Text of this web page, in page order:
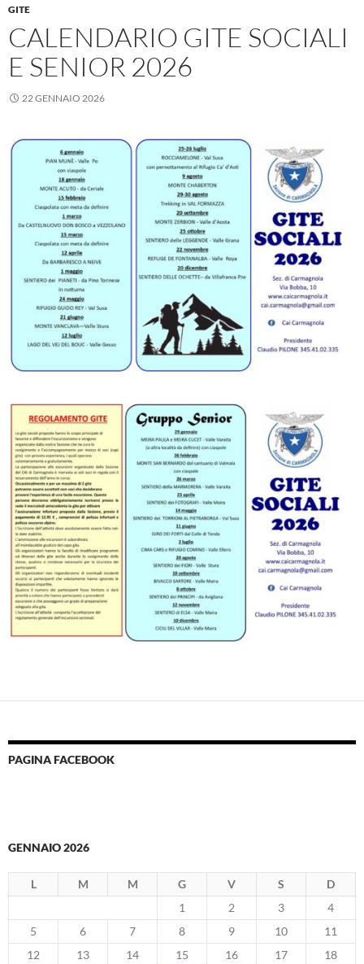
GITE
CALENDARIO GITE SOCIALI
E SENIOR 2026
22 GENNAIO 2026
PAGINA FACEBOOK
GENNAIO 2026
L M M G V S D
1 2 3
4
5
6 7 8 9 10
11
12
13 14 15 16 17
18